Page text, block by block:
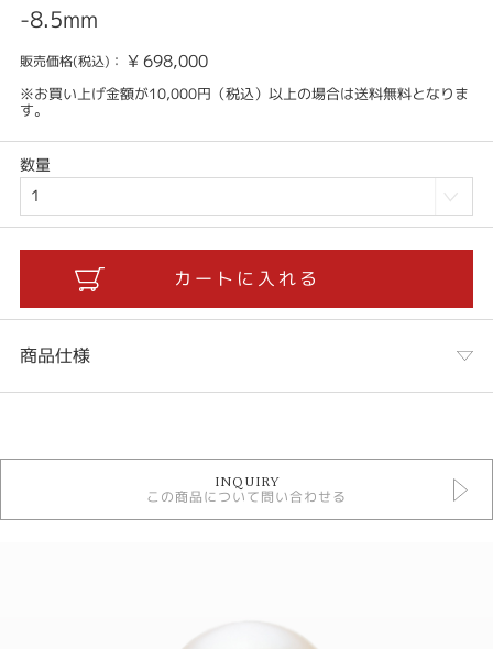
-8.5mm
販売価格(税込)： ¥698,000
※お買い上げ金額が10,000円（税込）以上の場合は送料無料となりま
す。
数量
商品仕様
あこや真珠ネックレス
石種
INQUIRY
この商品について問い合わせる